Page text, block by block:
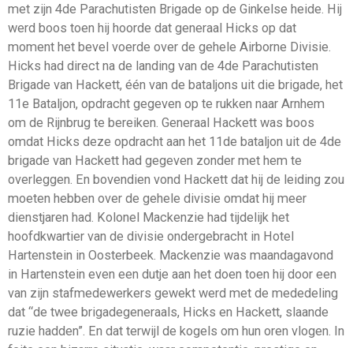
met zijn 4de Parachutisten Brigade op de Ginkelse heide. Hij
werd boos toen hij hoorde dat generaal Hicks op dat
moment het bevel voerde over de gehele Airborne Divisie.
Hicks had direct na de landing van de 4de Parachutisten
Brigade van Hackett, één van de bataljons uit die brigade, het
11e Bataljon, opdracht gegeven op te rukken naar Arnhem
om de Rijnbrug te bereiken. Generaal Hackett was boos
omdat Hicks deze opdracht aan het 11de bataljon uit de 4de
brigade van Hackett had gegeven zonder met hem te
overleggen. En bovendien vond Hackett dat hij de leiding zou
moeten hebben over de gehele divisie omdat hij meer
dienstjaren had. Kolonel Mackenzie had tijdelijk het
hoofdkwartier van de divisie ondergebracht in Hotel
Hartenstein in Oosterbeek. Mackenzie was maandagavond
in Hartenstein even een dutje aan het doen toen hij door een
van zijn stafmedewerkers gewekt werd met de mededeling
dat “de twee brigadegeneraals, Hicks en Hackett, slaande
ruzie hadden”. En dat terwijl de kogels om hun oren vlogen. In